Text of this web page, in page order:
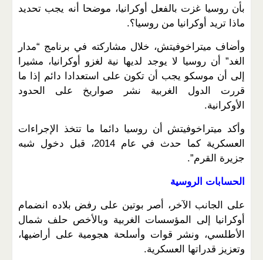
بأن روسيا غزت بالفعل أوكرانيا، موضحا أنه يجب تحديد
ماذا تريد أوكرانيا من روسيا؟.
وأضاف ميتراخوفيتش، خلال مشاركته في برنامج “مدار
الغد” أن روسيا لا يوجد لديها نية لغزو أوكرانيا، مشيرا
إلى أن موسكو يجب أن تكون على استعدادا دائم إذا ما
قررت الدول الغربية نشر صواريخ على الحدود
الأوكرانية.
وأكد ميتراخوفيتش أن روسيا دائما ما تتخذ الإجراءات
العسكرية كما حدث في عام 2014، قبل دخول شبه
جزيرة القرم”.
الحسابات الروسية
على الجانب الآخر، أصر بوتين على رفض بلاده انضمام
أوكرانيا إلى المؤسسات الغربية وبالأخص حلف شمال
الأطلسي، ونشر قوات وأسلحة هجومية على أراضيها،
وتعزيز قدراتها العسكرية.